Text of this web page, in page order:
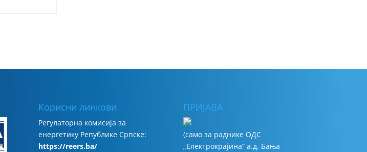
Корисни линкови
Регулаторна комисија за
енергетику Републике Српске:
https://reers.ba/
ПРИЈАВА
(сaмo зa рaдникe ОДС
„Електрокрајина“ а.д. Бања